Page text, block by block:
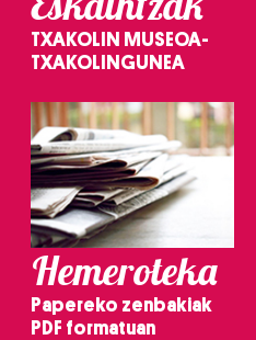
TXAKOLIN MUSEOA-
TXAKOLINGUNEA
Hemeroteka
Papereko zenbakiak
PDF formatuan